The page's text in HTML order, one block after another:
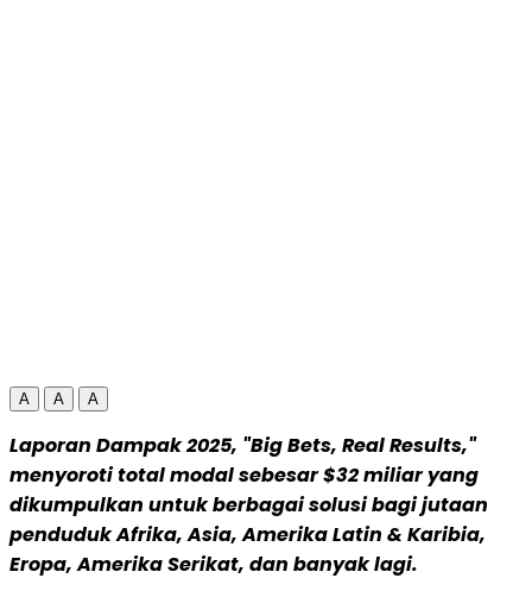
A A A
Laporan Dampak 2025, "Big Bets, Real Results,"
menyoroti total modal sebesar $32 miliar yang
dikumpulkan untuk berbagai solusi bagi jutaan
penduduk Afrika, Asia, Amerika Latin & Karibia,
Eropa, Amerika Serikat, dan banyak lagi.